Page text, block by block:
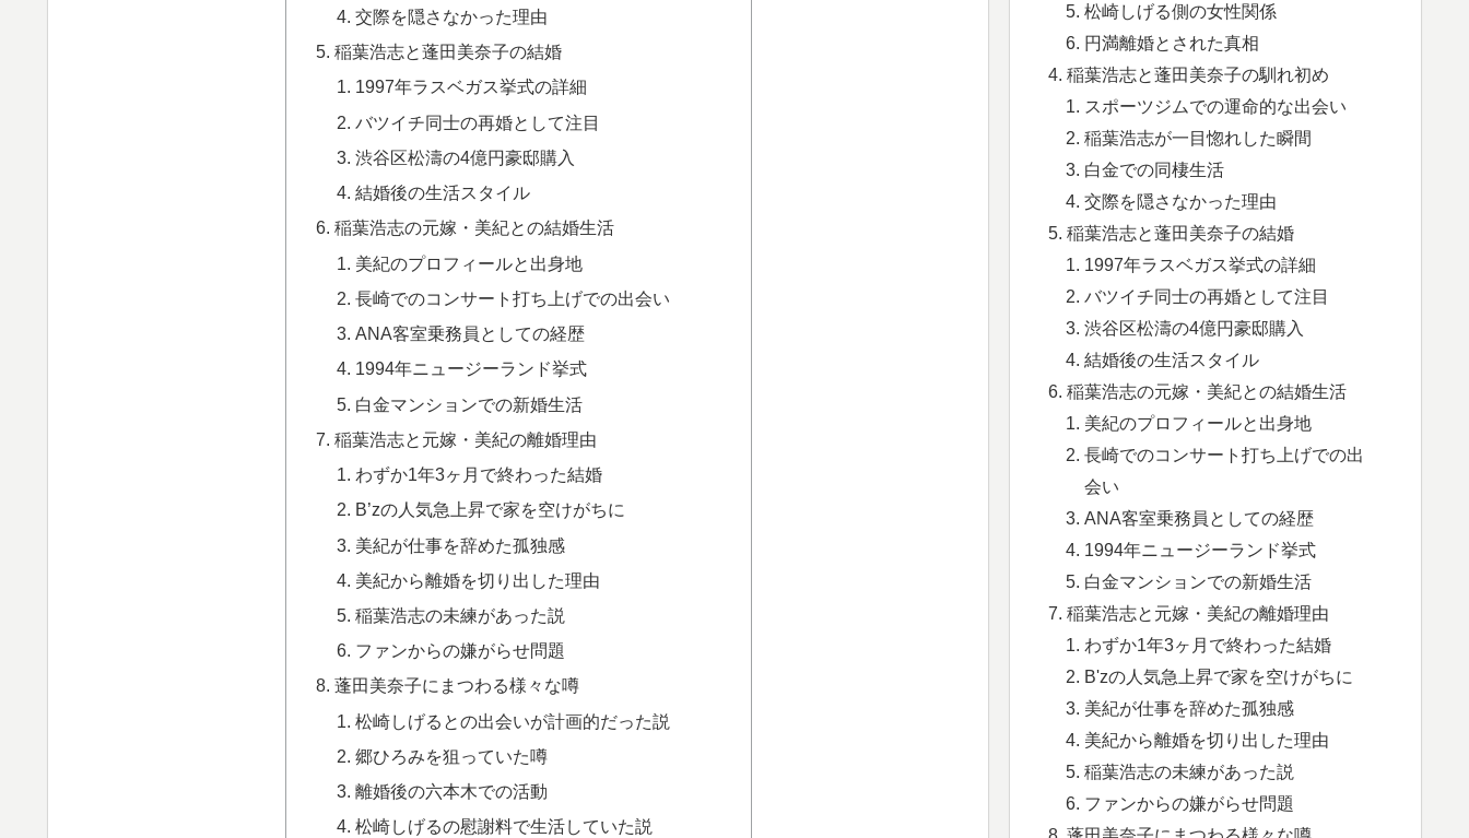
交際を隠さなかった理由
稲葉浩志と蓬田美奈子の結婚
1997年ラスベガス挙式の詳細
バツイチ同士の再婚として注目
渋谷区松濤の4億円豪邸購入
結婚後の生活スタイル
稲葉浩志の元嫁・美紀との結婚生活
美紀のプロフィールと出身地
長崎でのコンサート打ち上げでの出会い
ANA客室乗務員としての経歴
1994年ニュージーランド挙式
白金マンションでの新婚生活
稲葉浩志と元嫁・美紀の離婚理由
わずか1年3ヶ月で終わった結婚
B’zの人気急上昇で家を空けがちに
美紀が仕事を辞めた孤独感
美紀から離婚を切り出した理由
稲葉浩志の未練があった説
ファンからの嫌がらせ問題
蓬田美奈子にまつわる様々な噂
松崎しげるとの出会いが計画的だった説
郷ひろみを狙っていた噂
離婚後の六本木での活動
松崎しげるの慰謝料で生活していた説
松崎しげる側の女性関係
円満離婚とされた真相
稲葉浩志と蓬田美奈子の馴れ初め
スポーツジムでの運命的な出会い
稲葉浩志が一目惚れした瞬間
白金での同棲生活
交際を隠さなかった理由
稲葉浩志と蓬田美奈子の結婚
1997年ラスベガス挙式の詳細
バツイチ同士の再婚として注目
渋谷区松濤の4億円豪邸購入
結婚後の生活スタイル
稲葉浩志の元嫁・美紀との結婚生活
美紀のプロフィールと出身地
長崎でのコンサート打ち上げでの出
会い
ANA客室乗務員としての経歴
1994年ニュージーランド挙式
白金マンションでの新婚生活
稲葉浩志と元嫁・美紀の離婚理由
わずか1年3ヶ月で終わった結婚
B'zの人気急上昇で家を空けがちに
美紀が仕事を辞めた孤独感
美紀から離婚を切り出した理由
稲葉浩志の未練があった説
ファンからの嫌がらせ問題